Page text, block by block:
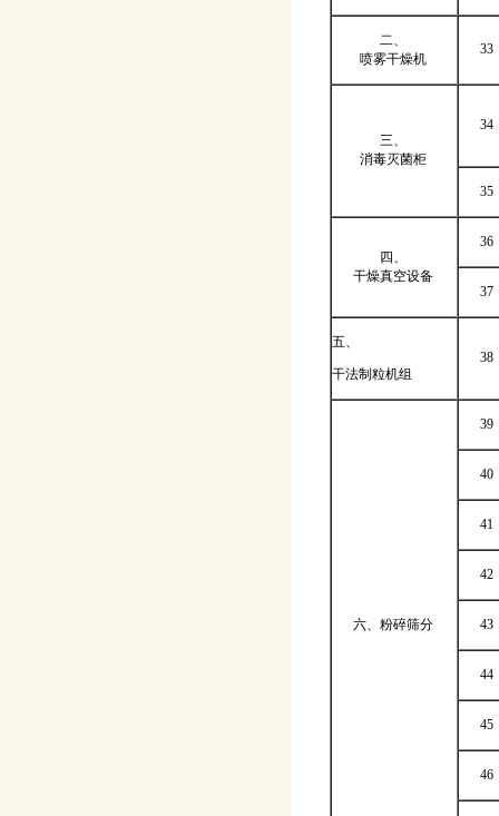
二、
喷雾干燥机
33
三、
消毒灭菌柜
34
35
四、
干燥真空设备
36
37
五、
干法制粒机组
38
六、粉碎筛分
39
40
41
42
43
44
45
46